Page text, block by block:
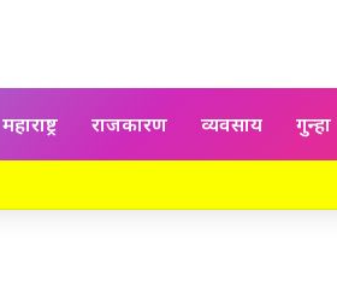
महाराष्ट्र राजकारण व्यवसाय गुन्हा